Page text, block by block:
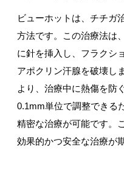
ビューホットは、チチガ
方法です。この治療法は
に針を挿入し、フラクシ
アポクリン汗腺を破壊し
より、治療中に熱傷を防
0.1mm単位で調整できる
精密な治療が可能です。
効果的かつ安全な治療が